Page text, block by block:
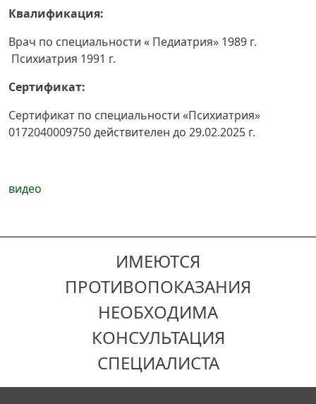
Квалификация:
Врач по специальности « Педиатрия» 1989 г.
Психиатрия 1991 г.
Сертификат:
Сертификат по специальности «Психиатрия»
0172040009750 действителен до 29.02.2025 г.
видео
ИМЕЮТСЯ
ПРОТИВОПОКАЗАНИЯ
НЕОБХОДИМА
КОНСУЛЬТАЦИЯ
СПЕЦИАЛИСТА